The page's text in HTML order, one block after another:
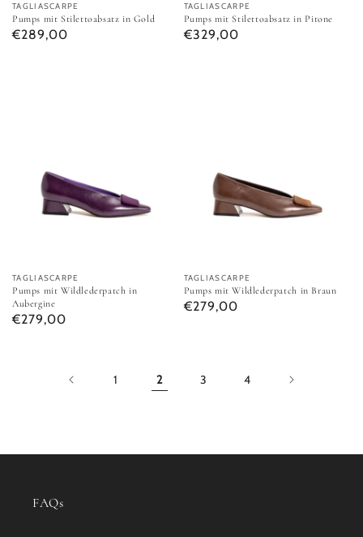
Anbieter:
TAGLIASCARPE
Pumps mit Stilettoabsatz in Gold
Normaler Preis
€289,00
Anbieter:
TAGLIASCARPE
Pumps mit Stilettoabsatz in Pitone
Normaler Preis
€329,00
Anbieter:
TAGLIASCARPE
Pumps mit Wildlederpatch in
Aubergine
Normaler Preis
€279,00
Anbieter:
TAGLIASCARPE
Pumps mit Wildlederpatch in Braun
Normaler Preis
€279,00
1 2 3 4
FAQs